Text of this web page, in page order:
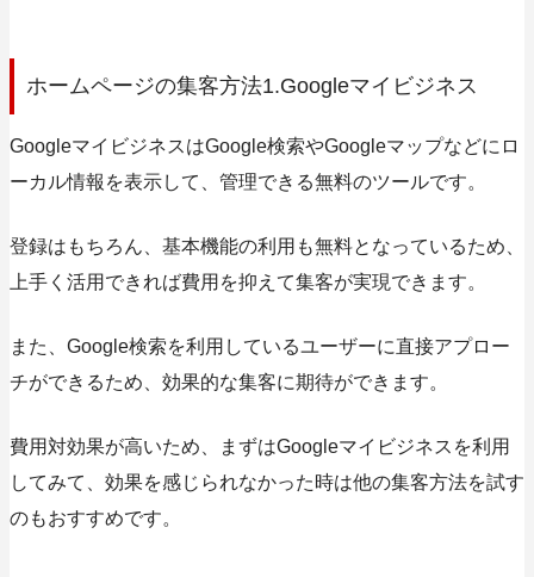
ホームページの集客方法1.Googleマイビジネス
GoogleマイビジネスはGoogle検索やGoogleマップなどにロ
ーカル情報を表示して、管理できる無料のツールです。
登録はもちろん、基本機能の利用も無料となっているため、
上手く活用できれば費用を抑えて集客が実現できます。
また、Google検索を利用しているユーザーに直接アプロー
チができるため、効果的な集客に期待ができます。
費用対効果が高いため、まずはGoogleマイビジネスを利用
してみて、効果を感じられなかった時は他の集客方法を試す
のもおすすめです。